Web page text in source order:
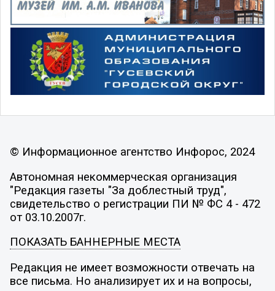
© Информационное агентство Инфорос, 2024
Автономная некоммерческая организация
"Редакция газеты "За доблестный труд",
свидетельство о регистрации ПИ № ФС 4 - 472
от 03.10.2007г.
ПОКАЗАТЬ БАННЕРНЫЕ МЕСТА
Редакция не имеет возможности отвечать на
все письма. Но анализирует их и на вопросы,